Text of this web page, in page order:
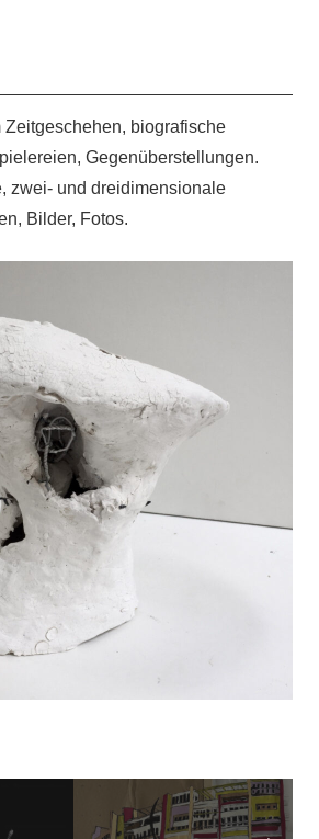
biografische
Gegenüberstellungen.
zwei- und dreidimensionale
Bilder, Fotos.